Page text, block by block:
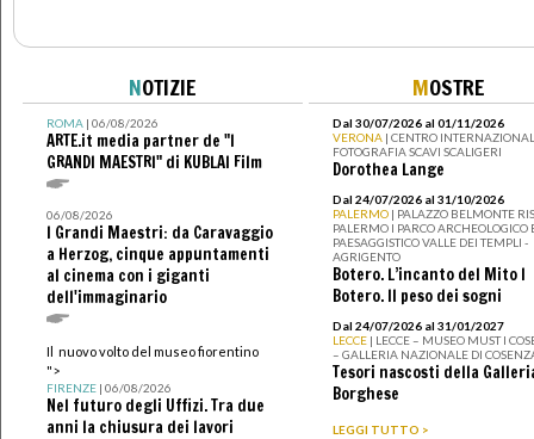
NOTIZIE
ROMA| 06/08/2026
ARTE.it media partner de "I
GRANDI MAESTRI" di KUBLAI Film
06/08/2026
I Grandi Maestri: da Caravaggio
a Herzog, cinque appuntamenti
al cinema con i giganti
dell'immaginario
Il nuovo volto del museo fiorentino
">
FIRENZE| 06/08/2026
Nel futuro degli Uffizi. Tra due
anni la chiusura dei lavori
MOSTRE
Dal 30/07/2026 al 01/11/2026
VERONA | CENTRO
FOTOGRAFIA SCAVI SCALIGERI
Dorothea Lange
Dal 24/07/2026 al 31/10/2026
PALERMO | PALAZZO BELMONTE
PALERMO I PARCO ARCHEOLOGICO
PAESAGGISTICO VALLE DEI TEMPLI -
AGRIGENTO
Botero. L’incanto del Mito I
Botero. Il peso dei sogni
Dal 24/07/2026 al 31/01/2027
LECCE | LECCE – MUSEO MUST I
– GALLERIA NAZIONALE DI
Tesori nascosti della
Borghese
LEGGI TUTTO >